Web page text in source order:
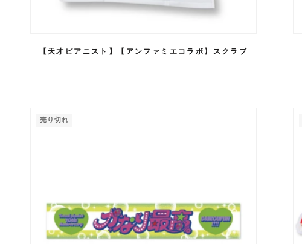
【天才ピアニスト】【アンファミエコラボ】スクラブ
売り切れ